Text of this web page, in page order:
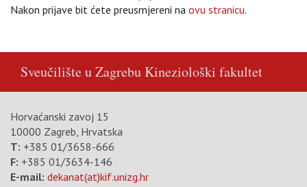
Nakon prijave bit ćete preusmjereni na ovu stranicu.
Sveučilište u ZagrebuKineziološki fakultet
Horvaćanski zavoj 15
10000 Zagreb, Hrvatska
T: +385 01/3658-666
F: +385 01/3634-146
E-mail: dekanat(at)kif.unizg.hr